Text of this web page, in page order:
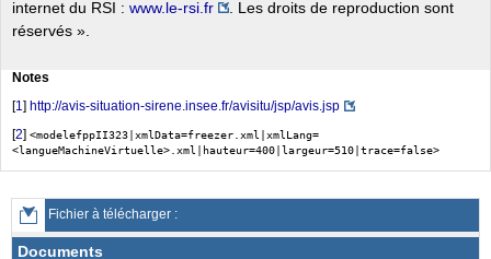
internet du RSI : www.le-rsi.fr
. Les droits de reproduction sont
réservés ».
Notes
[1 ] http://avis-situation-sirene.insee.fr/avisitu/jsp/avis.jsp
[2] <modelefppII323|xmlData=freezer.xml|xmlLang=
<langueMachineVirtuelle>.xml|hauteur=400|largeur=510|trace=false>
Fichier à télécharger :
Documents